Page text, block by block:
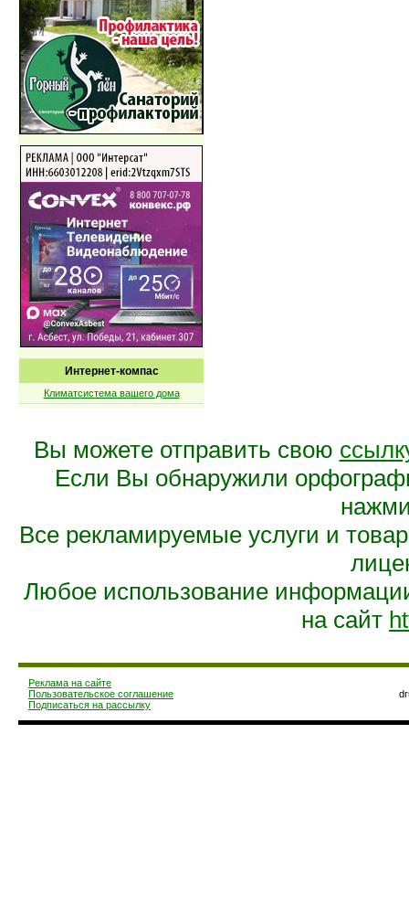
Интернет-компас
Климатсистема вашего дома
Вы можете отправить свою
Если Вы обнаружили
Все рекламируемые услуги и
Любое использование
на сайт
Реклама на сайте
Пользовательское соглашение
Подписаться на рассылку